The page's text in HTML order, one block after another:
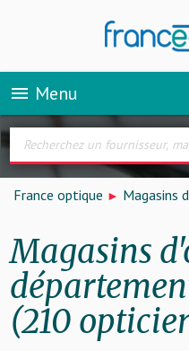
menu Menu
France optique Magasins
Magasins
(210